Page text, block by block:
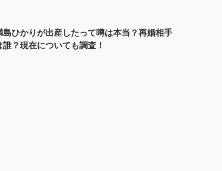
島ひかりが出産したって噂は本当？再婚相手
誰？現在についても調査！